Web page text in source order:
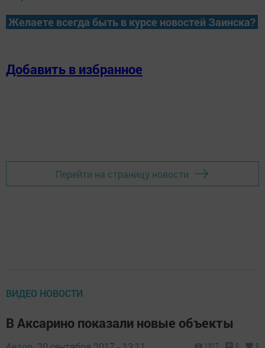
Желаете всегда быть в курсе новостей Заинска?
Добавить в избранное
Перейти на страницу новости
ВИДЕО НОВОСТИ
В Аксарино показали новые объекты
1517 0 0